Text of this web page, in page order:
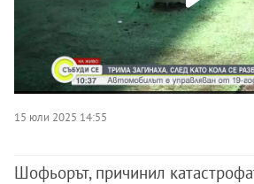
15 юли 2025 14:55
Шофьорът, причинил